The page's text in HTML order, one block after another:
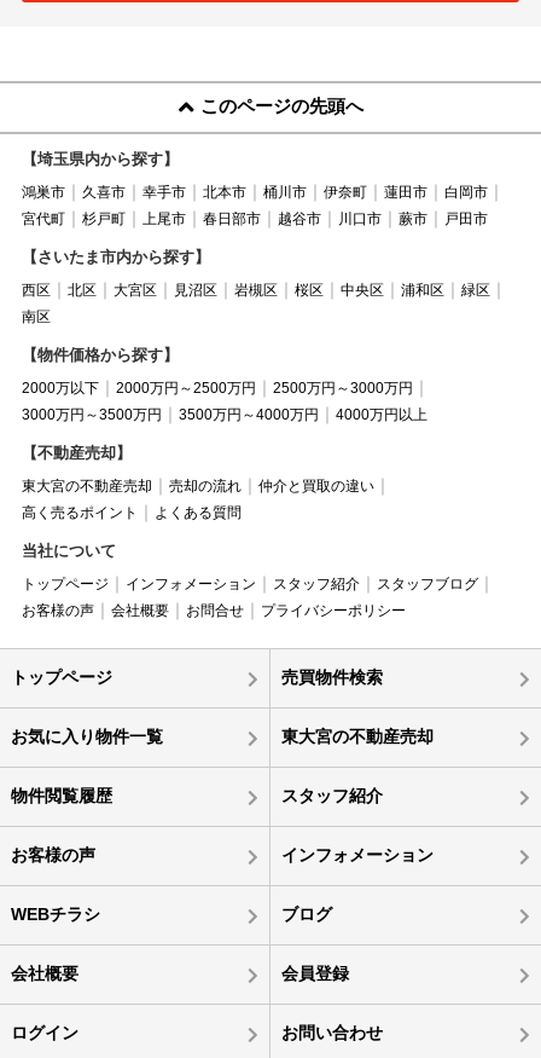
このページの先頭へ
【埼玉県内から探す】
鴻巣市 久喜市 幸手市 北本市 桶川市 伊奈町 蓮田市
白岡市
宮代町
杉戸町 上尾市 春日部市 越谷市 川口市 蕨市 戸田市
【さいたま市内から探す】
西区 北区 大宮区 見沼区 岩槻区 桜区 中央区 浦和区
緑区
南区
【物件価格から探す】
2000万以下 2000万円～2500万円
2500万円～3000万円
3000万円～3500万円
3500万円～4000万円 4000万円以上
【不動産売却】
東大宮の不動産売却 売却の流れ
仲介と買取の違い
高く売るポイント
よくある質問
当社について
トップページ インフォメーション スタッフ紹介
スタッフブログ
お客様の声
会社概要 お問合せ プライバシーポリシー
トップページ 売買物件検索
お気に入り物件一覧 東大宮の不動産売却
物件閲覧履歴 スタッフ紹介
お客様の声 インフォメーション
WEBチラシ ブログ
会社概要 会員登録
ログイン お問い合わせ